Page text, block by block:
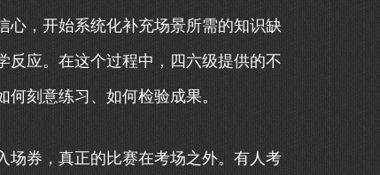
心，开始系统化补充场景所需的知识缺
反应。在这个过程中，四六级提供的不
刻意练习、如何检验成果。
场券，真正的比赛在考场之外。有人考